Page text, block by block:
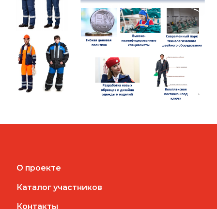
О проекте
Каталог участников
Контакты